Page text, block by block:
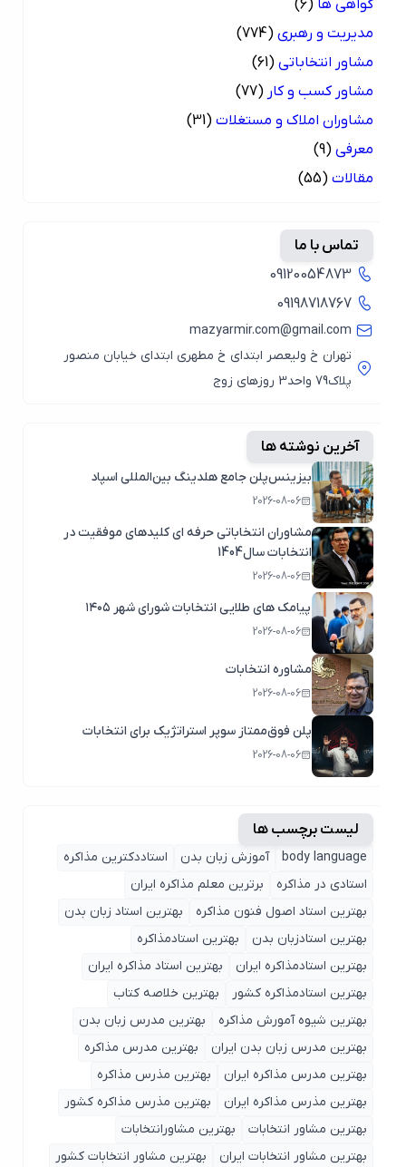
گواهی ها (6)
مدیریت و رهبری (774)
مشاور انتخاباتی (61)
مشاور کسب و کار (77)
مشاوران املاک و مستغلات (31)
معرفی (9)
مقالات (55)
تماس با ما
09120054873
09198718767
mazyarmir.com@gmail.com
تهران خ ولیعصر ابتدای خ مطهری ابتدای خیابان منصور
آخرین نوشته ها
بیزینس‌پلن جامع هلدینگ بین‌المللی اسپاد
2026-08-06
مشاوران انتخاباتی حرفه ای کلیدهای موفقیت در
انتخابات سال1404
2026-08-06
پیامک های طلایی انتخابات شورای شهر ۱۴۰۵
2026-08-06
مشاوره انتخابات
2026-08-06
پلن فوق‌ممتاز سوپر استراتژیک برای انتخابات
2026-08-06
لیست برچسب ها
body language آموزش زبان بدن
استاددکترین مذاکره
استادی در مذاکره
برترین معلم مذاکره ایران
بهترین استاد اصول ‌فنون مذاکره
بهترین استاد زبان بدن
بهترین استادزبان بدن
بهترین استادمذاکره
بهترین استادمذاکره ایران
بهترین استاد مذاکره ایران
بهترین استادمذاکره کشور
بهترین خلاصه کتاب
بهترین شیوه آمورش مذاکره
بهترین مدرس زبان بدن
بهترین مدرس زبان بدن ایران
بهترین مدرس مذاکره
بهترین مدرس مذاکره ایران
بهترین مذرس مذاکره
بهترین مذرس مذاکره ایران
بهترین مذرس مذاکره کشور
بهترین مشاور انتخابات
بهترین مشاورانتخابات
بهترین مشاور انتخابات ایران
بهترین مشاور انتخابات کشور